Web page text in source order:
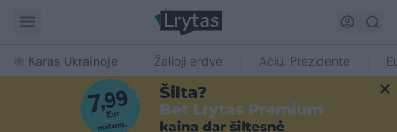
Karas Ukrainoje Žalioji erdvė Ačiū, Prezidente